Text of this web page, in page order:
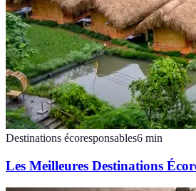
Destinations écoresponsables6 min
Les Meilleures Destinations